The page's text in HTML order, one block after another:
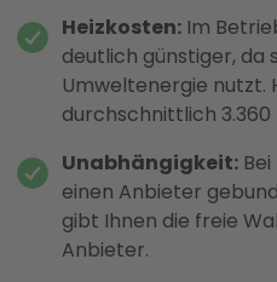
Heizkosten:Im
deutlich günstiger, da
Umweltenergie nutzt.
durchschnittlich
Unabhängigkeit:Bei
einen Anbieter
gibt Ihnen die freie
Anbieter.